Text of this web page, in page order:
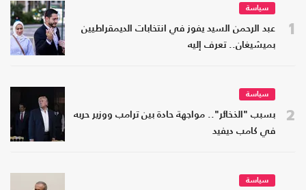
1
سياسة
عبد الرحمن السيد يفوز في انتخابات الديمقراطيين
بميشيغان.. تعرف إليه
2
سياسة
بسبب "الذخائر".. مواجهة حادة بين ترامب ووزير حربه
في كامب ديفيد
سياسة